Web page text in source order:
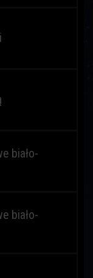
biało-
biało-